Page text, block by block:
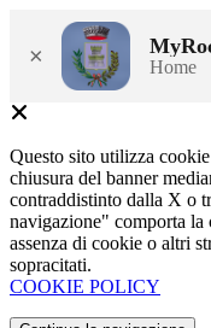
× Home
Questo sito utilizza
chiusura del banner
contraddistinto dalla X o
navigazione" comporta la
assenza di cookie o altri
sopracitati.
COOKIE POLICY